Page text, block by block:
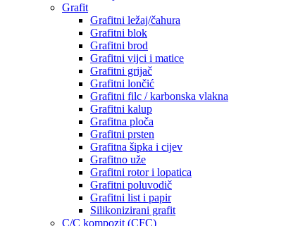
Grafit
Grafitni ležaj/čahura
Grafitni blok
Grafitni brod
Grafitni vijci i matice
Grafitni grijač
Grafitni lončić
Grafitni filc / karbonska vlakna
Grafitni kalup
Grafitna ploča
Grafitni prsten
Grafitna šipka i cijev
Grafitno uže
Grafitni rotor i lopatica
Grafitni poluvodič
Grafitni list i papir
Silikonizirani grafit
C/C kompozit (CFC)